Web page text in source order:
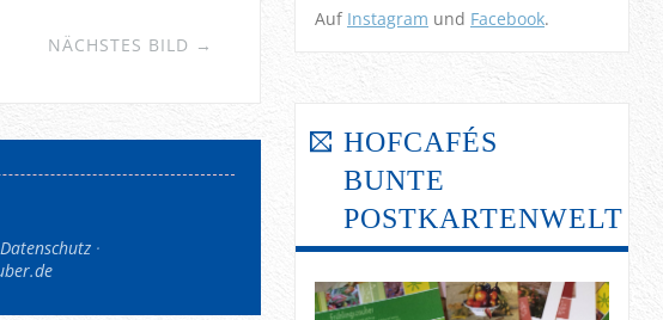
NÄCHSTES BILD →
Datenschutz
Auf Instagram und Facebook.
HOFCAFÉS
BUNTE
POSTKARTENWELT